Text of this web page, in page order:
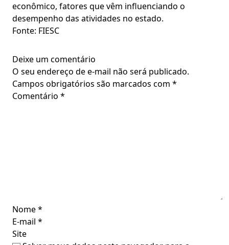
econômico, fatores que vêm influenciando o
desempenho das atividades no estado.
Fonte: FIESC
Deixe um comentário
O seu endereço de e-mail não será publicado.
Campos obrigatórios são marcados com *
Comentário *
Nome*
E-mail *
Site